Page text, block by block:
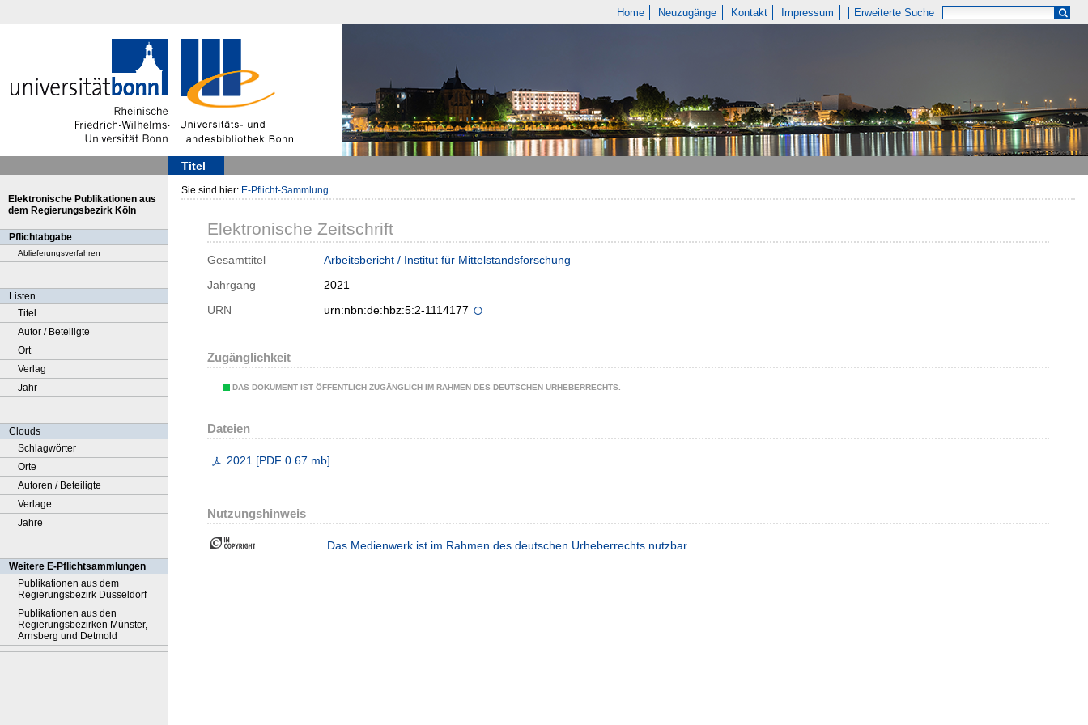
Home Neuzugänge Kontakt Impressum Erweiterte Suche
Titel
Elektronische Publikationen aus
dem Regierungsbezirk Köln
Pflichtabgabe
Ablieferungsverfahren
Listen
Titel
Autor / Beteiligte
Ort
Verlag
Jahr
Clouds
Schlagwörter
Orte
Autoren / Beteiligte
Verlage
Jahre
Weitere E-Pflichtsammlungen
Publikationen aus dem
Regierungsbezirk Düsseldorf
Publikationen aus den
Regierungsbezirken Münster,
Arnsberg und Detmold
Sie sind hier: E-Pflicht-Sammlung
Elektronische Zeitschrift
Gesamttitel
Arbeitsbericht / Institut für Mittelstandsforschung
Jahrgang
2021
URN
urn:nbn:de:hbz:5:2-1114177
Zugänglichkeit
DAS DOKUMENT IST ÖFFENTLICH ZUGÄNGLICH IM RAHMEN DES DEUTSCHEN URHEBERRECHTS.
Dateien
2021 [PDF 0.67 mb]
Nutzungshinweis
Das Medienwerk ist im Rahmen des deutschen Urheberrechts nutzbar.